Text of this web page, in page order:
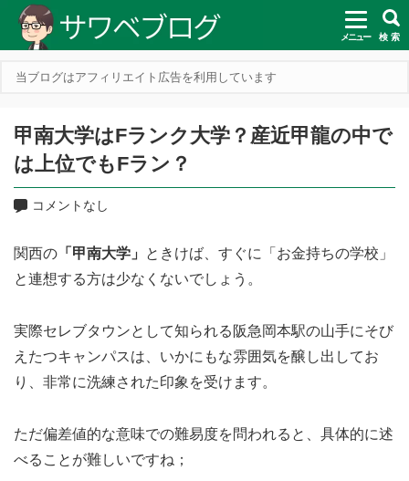
メニュー 検 索
当ブログはアフィリエイト広告を利用しています
甲南大学はFランク大学？産近甲龍の中で
は上位でもFラン？
コメントなし
関西の 「甲南大学」
ときけば、すぐに「お金持ちの学校」
と連想する方は少なくないでしょう。
実際セレブタウンとして知られる阪急岡本駅の山手にそび
えたつキャンパスは、いかにもな雰囲気を醸し出してお
り、非常に洗練された印象を受けます。
ただ偏差値的な意味での難易度を問われると、具体的に述
べることが難しいですね；